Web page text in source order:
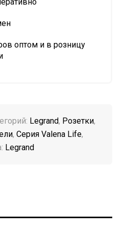
оптом и в розницу
Legrand, Розетки,
, Серия Valena Life,
Legrand